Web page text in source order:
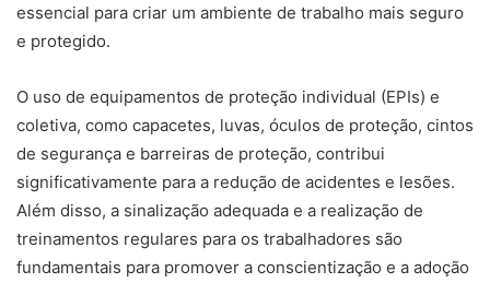
essencial para criar um ambiente de trabalho mais seguro
e protegido.
O uso de equipamentos de proteção individual (EPIs) e
coletiva, como capacetes, luvas, óculos de proteção, cintos
de segurança e barreiras de proteção, contribui
significativamente para a redução de acidentes e lesões.
Além disso, a sinalização adequada e a realização de
treinamentos regulares para os trabalhadores são
fundamentais para promover a conscientização e a adoção